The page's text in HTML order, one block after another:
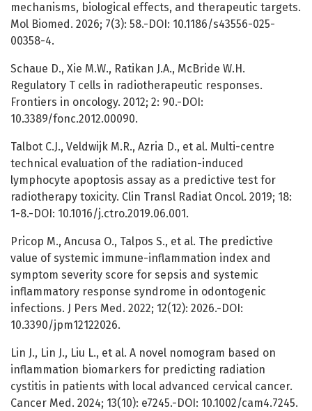
mechanisms, biological effects, and therapeutic targets.
Mol Biomed. 2026; 7(3): 58.-DOI: 10.1186/s43556-025-
00358-4.
Schaue D., Xie M.W., Ratikan J.A., McBride W.H.
Regulatory T cells in radiotherapeutic responses.
Frontiers in oncology. 2012; 2: 90.-DOI:
10.3389/fonc.2012.00090.
Talbot C.J., Veldwijk M.R., Azria D., et al. Multi-centre
technical evaluation of the radiation-induced
lymphocyte apoptosis assay as a predictive test for
radiotherapy toxicity. Clin Transl Radiat Oncol. 2019; 18:
1-8.-DOI: 10.1016/j.ctro.2019.06.001.
Pricop M., Ancusa O., Talpos S., et al. The predictive
value of systemic immune-inflammation index and
symptom severity score for sepsis and systemic
inflammatory response syndrome in odontogenic
infections. J Pers Med. 2022; 12(12): 2026.-DOI:
10.3390/jpm12122026.
Lin J., Lin J., Liu L., et al. A novel nomogram based on
inflammation biomarkers for predicting radiation
cystitis in patients with local advanced cervical cancer.
Cancer Med. 2024; 13(10): e7245.-DOI: 10.1002/cam4.7245.